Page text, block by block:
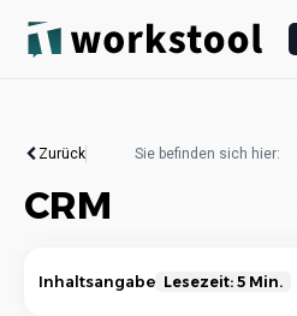
Zurück Sie befinden sich hier:
CRM
Inhaltsangabe Lesezeit: 5 Min.